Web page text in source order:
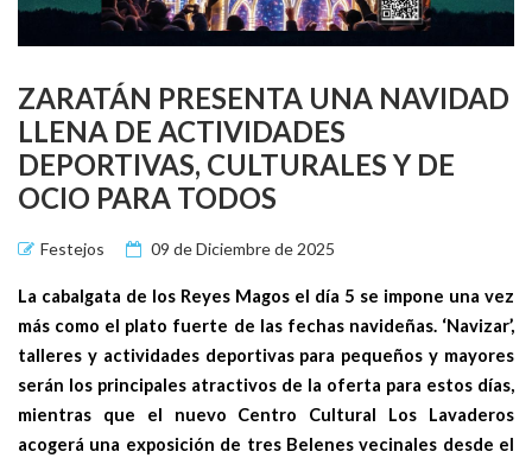
ZARATÁN PRESENTA UNA NAVIDAD
LLENA DE ACTIVIDADES
DEPORTIVAS, CULTURALES Y DE
OCIO PARA TODOS
Festejos 09 de Diciembre de 2025
La cabalgata de los Reyes Magos el día 5 se impone una vez
más como el plato fuerte de las fechas navideñas. ‘Navizar’,
talleres y actividades deportivas para pequeños y mayores
serán los principales atractivos de la oferta para estos días,
mientras que el nuevo Centro Cultural Los Lavaderos
acogerá una exposición de tres Belenes vecinales desde el